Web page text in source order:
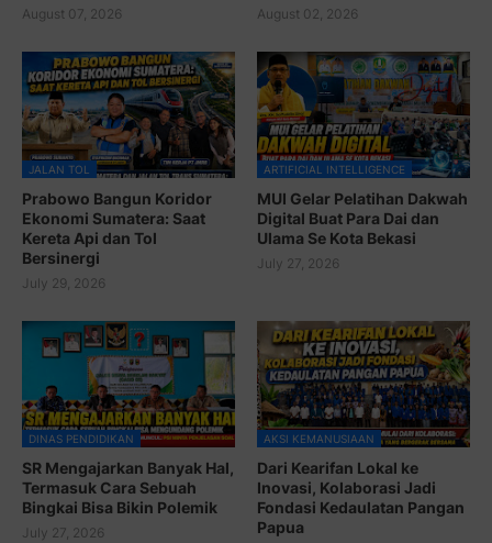
August 07, 2026 August 02, 2026
JALAN TOL
Prabowo Bangun Koridor
Ekonomi Sumatera: Saat
Kereta Api dan Tol
Bersinergi
July 29, 2026
ARTIFICIAL INTELLIGENCE
MUI Gelar Pelatihan Dakwah
Digital Buat Para Dai dan
Ulama Se Kota Bekasi
July 27, 2026
DINAS PENDIDIKAN
SR Mengajarkan Banyak Hal,
Termasuk Cara Sebuah
Bingkai Bisa Bikin Polemik
July 27, 2026
AKSI KEMANUSIAAN
Dari Kearifan Lokal ke
Inovasi, Kolaborasi Jadi
Fondasi Kedaulatan Pangan
Papua